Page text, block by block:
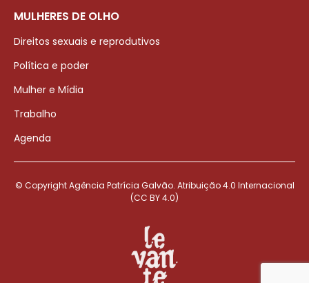
MULHERES DE OLHO
Direitos sexuais e reprodutivos
Política e poder
Mulher e Mídia
Trabalho
Agenda
© Copyright Agência Patrícia Galvão. Atribuição 4.0 Internacional
(CC BY 4.0)